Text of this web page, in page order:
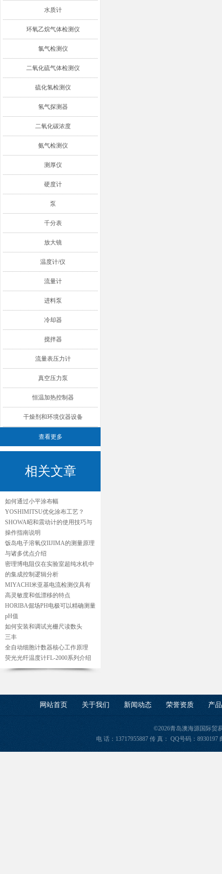
水质计
环氧乙烷气体检测仪
氯气检测仪
二氧化硫气体检测仪
硫化氢检测仪
氢气探测器
二氧化碳浓度
氨气检测仪
测厚仪
硬度计
泵
千分表
放大镜
温度计/仪
流量计
进料泵
冷却器
搅拌器
流量表压力计
真空压力泵
恒温加热控制器
干燥剂和环境仪器设备
查看更多
相关文章
如何通过小平涂布幅
YOSHIMITSU优化涂布工艺？
SHOWA昭和震动计的使用技巧与
操作指南说明
饭岛电子溶氧仪IIJIMA的测量原理
与诸多优点介绍
密理博电阻仪在实验室超纯水机中
的集成控制逻辑分析
MIYACHI米亚基电流检测仪具有
高灵敏度和低漂移的特点
HORIBA倔场PH电极可以精确测量
pH值
如何安装和调试光栅尺读数头
三丰
全自动细胞计数器核心工作原理
荧光光纤温度计FL-2000系列介绍
网站首页 关于我们 新闻动态 荣誉资质 产
©2026青岛澳海源国际贸
电 话：13717955887 传 真： QQ号码：